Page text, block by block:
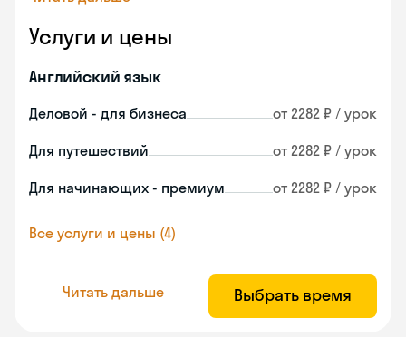
Услуги и цены
Английский язык
Деловой - для бизнеса от 2282 ₽ / урок
Для путешествий от 2282 ₽ / урок
Для начинающих - премиум от 2282 ₽ / урок
Все услуги и цены (4)
Читать дальше Выбрать время